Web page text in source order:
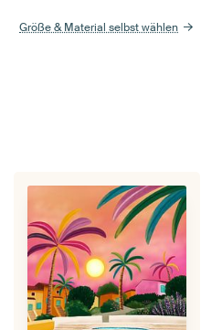
Größe & Material selbst wählen